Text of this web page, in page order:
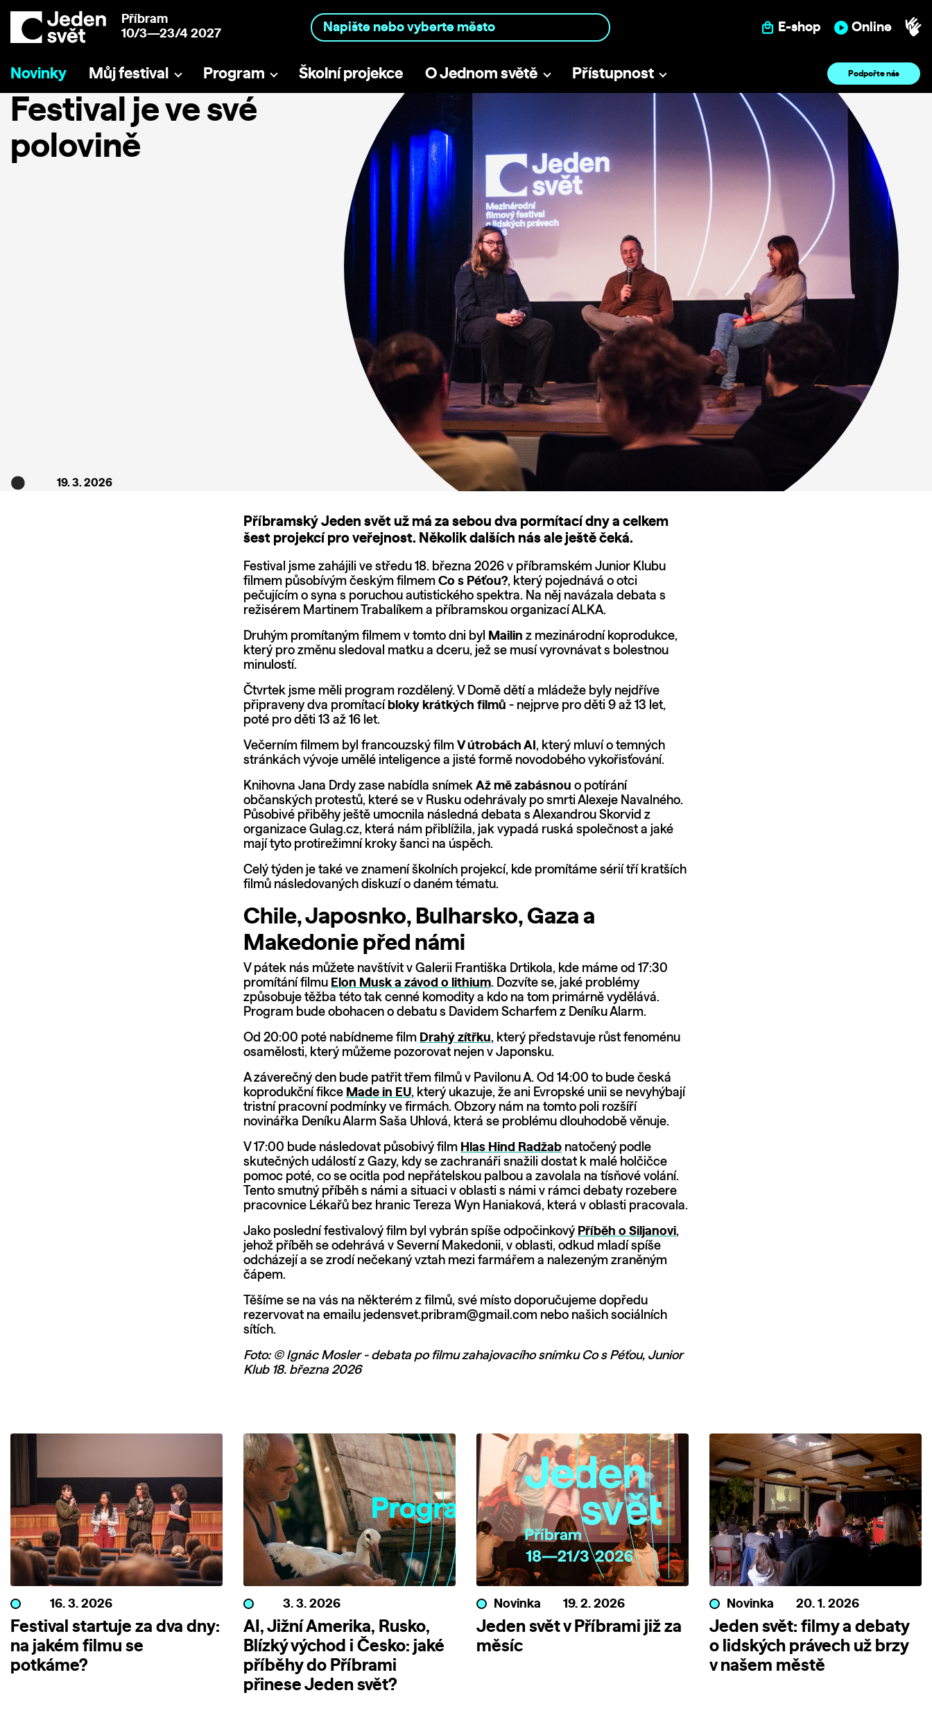
Příbram
10/3—23/4 2027
E-shop Online
Novinky Můj festival Program Školní projekce O Jednom světě Přístupnost Podpořte nás
Festival je ve své
polovině
19. 3. 2026
Příbramský Jeden svět už má za sebou dva pormítací dny a celkem
šest projekcí pro veřejnost. Několik dalších nás ale ještě čeká.
Festival jsme zahájili ve středu 18. března 2026 v příbramském Junior Klubu
filmem působívým českým filmem Co s Péťou?, který pojednává o otci
pečujícím o syna s poruchou autistického spektra. Na něj navázala debata s
režisérem Martinem Trabalíkem a příbramskou organizací ALKA.
Druhým promítaným filmem v tomto dni byl Mailin z mezinárodní koprodukce,
který pro změnu sledoval matku a dceru, jež se musí vyrovnávat s bolestnou
minulostí.
Čtvrtek jsme měli program rozdělený. V Domě dětí a mládeže byly nejdříve
připraveny dva promítací bloky krátkých filmů - nejprve pro děti 9 až 13 let,
poté pro děti 13 až 16 let.
Večerním filmem byl francouzský film V útrobách AI , který mluví o temných
stránkách vývoje umělé inteligence a jisté formě novodobého vykořisťování.
Knihovna Jana Drdy zase nabídla snímek Až mě zabásnou o potírání
občanských protestů, které se v Rusku odehrávaly po smrti Alexeje Navalného.
Působivé přiběhy ještě umocnila následná debata s Alexandrou Skorvid z
organizace Gulag.cz, která nám přiblížila, jak vypadá ruská společnost a jaké
mají tyto protirežimní kroky šanci na úspěch.
Celý týden je také ve znamení školních projekcí, kde promítáme sérií tří kratších
filmů následovaných diskuzí o daném tématu.
Chile, Japosnko, Bulharsko, Gaza a
Makedonie před námi
V pátek nás můžete navštívit v Galerii Františka Drtikola, kde máme od 17:30
promítání filmu Elon Musk a závod o lithium. Dozvíte se, jaké problémy
způsobuje těžba této tak cenné komodity a kdo na tom primárně vydělává.
Program bude obohacen o debatu s Davidem Scharfem z Deníku Alarm.
Od 20:00 poté nabídneme film Drahý zítřku, který představuje růst fenoménu
osamělosti, který můžeme pozorovat nejen v Japonsku.
A záverečný den bude patřit třem filmů v Pavilonu A. Od 14:00 to bude česká
koprodukční fikce Made in EU, který ukazuje, že ani Evropské unii se nevyhýbají
tristní pracovní podmínky ve firmách. Obzory nám na tomto poli rozšíří
novinářka Deníku Alarm Saša Uhlová, která se problému dlouhodobě věnuje.
V 17:00 bude následovat působivý film Hlas Hind Radžab natočený podle
skutečných událostí z Gazy, kdy se zachranáři snažili dostat k malé holčičce
pomoc poté, co se ocitla pod nepřátelskou palbou a zavolala na tísňové volání.
Tento smutný příběh s námi a situaci v oblasti s námi v rámci debaty rozebere
pracovnice Lékařů bez hranic Tereza Wyn Haniaková, která v oblasti pracovala.
Jako poslední festivalový film byl vybrán spíše odpočinkový Příběh o Siljanovi,
jehož příběh se odehrává v Severní Makedonii, v oblasti, odkud mladí spíše
odcházejí a se zrodí nečekaný vztah mezi farmářem a nalezeným zraněným
čápem.
Těšíme se na vás na některém z filmů, své místo doporučujeme dopředu
rezervovat na emailu jedensvet.pribram@gmail.com nebo našich sociálních
sítích.
Foto: © Ignác Mosler - debata po filmu zahajovacího snímku Co s Péťou, Junior
Klub 18. března 2026
16. 3. 2026
Festival startuje za dva dny:
na jakém filmu se
potkáme?
3. 3. 2026
AI, Jižní Amerika, Rusko,
Blízký východ i Česko: jaké
příběhy do Příbrami
přinese Jeden svět?
Novinka 19. 2. 2026
Jeden svět v Příbrami již za
měsíc
Novinka 20. 1. 2026
Jeden svět: filmy a debaty
o lidských právech už brzy
v našem městě